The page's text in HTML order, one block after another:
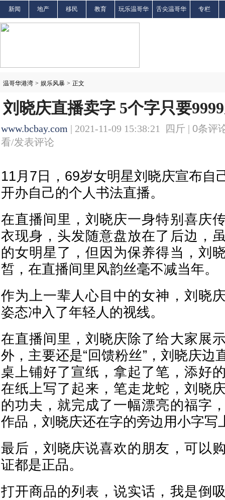
新闻 地产 移民 教育 玩乐温哥华 舌尖温哥华 专栏
温哥华港湾 > 娱乐风暴 > 正文
刘晓庆直播卖字 5个字只要
www.bcbay.com | 2021-11-09 15:38:21 四斤 | 0条评
看/发表评论
11月7日，69岁女明星刘晓庆宣布自
开办自己的个人书法直播。
在直播间里，刘晓庆一身特别喜庆
衣现身，头发随意盘放在了后边，
的女明星了，但因为保养得当，刘
皙，在直播间里风韵丝毫不减当年。
作为上一辈人心目中的女神，刘晓
姿态冲入了年轻人的视线。
在直播间里，刘晓庆除了给大家展
外，主要还是“回馈粉丝”，刘晓庆边
桌上铺好了宣纸，拿起了笔，添好
在纸上写了起来，笔走龙蛇，刘晓
的功夫，就完成了一幅漂亮的福字
作品，刘晓庆还在字的旁边用小字写
最后，刘晓庆说喜欢的朋友，可以
证都是正品。
打开商品的列表，说实话，我是倒